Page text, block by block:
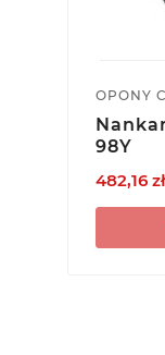
OPONY
98Y
482,16 zł